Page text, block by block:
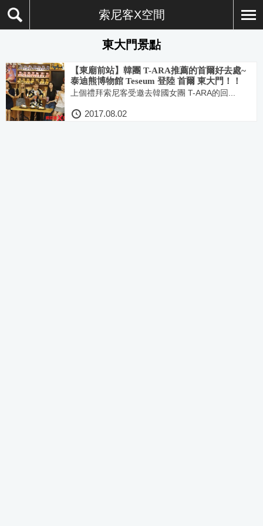
索尼客X空間
東大門景點
【東廟前站】韓團 T-ARA推薦的首爾好去處~
泰迪熊博物館 Teseum 登陸 首爾 東大門！！
上個禮拜索尼客受邀去韓國女團 T-ARA的回...
2017.08.02